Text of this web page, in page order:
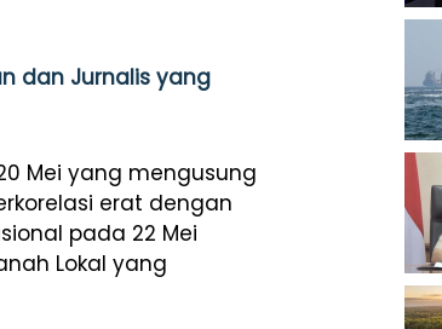
dan Jurnalis yang
Mei yang mengusung
erat dengan
pada 22 Mei
Lokal yang